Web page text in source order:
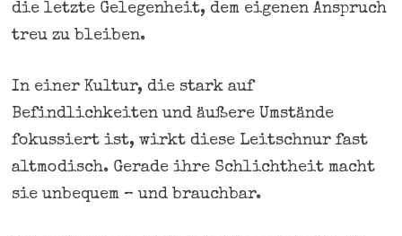
die letzte Gelegenheit, dem eigenen Anspruch
treu zu bleiben.
In einer Kultur, die stark auf
Befindlichkeiten und äußere Umstände
fokussiert ist, wirkt diese Leitschnur fast
altmodisch. Gerade ihre Schlichtheit macht
sie unbequem – und brauchbar.